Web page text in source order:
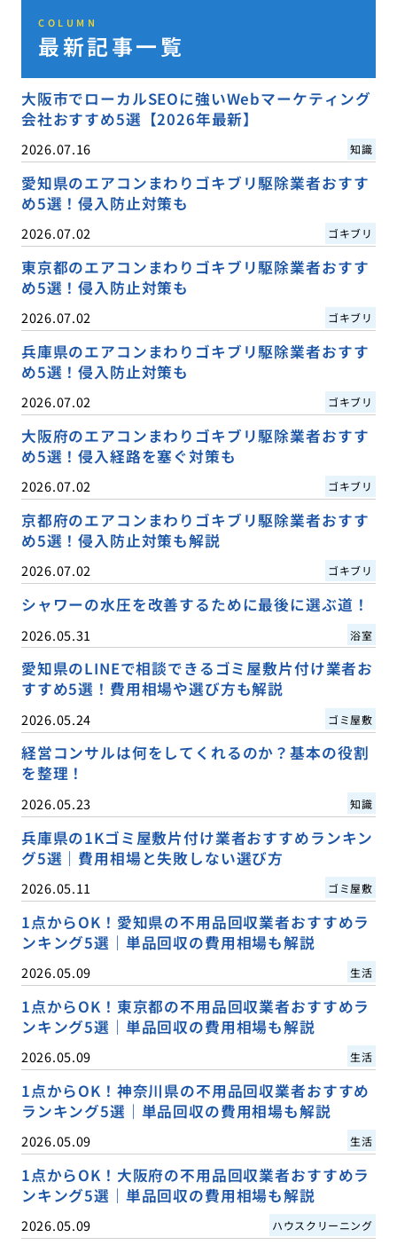
COLUMN
最新記事一覧
大阪市でローカルSEOに強いWebマーケティング
会社おすすめ5選【2026年最新】
2026.07.16 知識
愛知県のエアコンまわりゴキブリ駆除業者おすす
め5選！侵入防止対策も
2026.07.02 ゴキブリ
東京都のエアコンまわりゴキブリ駆除業者おすす
め5選！侵入防止対策も
2026.07.02 ゴキブリ
兵庫県のエアコンまわりゴキブリ駆除業者おすす
め5選！侵入防止対策も
2026.07.02 ゴキブリ
大阪府のエアコンまわりゴキブリ駆除業者おすす
め5選！侵入経路を塞ぐ対策も
2026.07.02 ゴキブリ
京都府のエアコンまわりゴキブリ駆除業者おすす
め5選！侵入防止対策も解説
2026.07.02 ゴキブリ
シャワーの水圧を改善するために最後に選ぶ道！
2026.05.31 浴室
愛知県のLINEで相談できるゴミ屋敷片付け業者お
すすめ5選！費用相場や選び方も解説
2026.05.24 ゴミ屋敷
経営コンサルは何をしてくれるのか？基本の役割
を整理！
2026.05.23 知識
兵庫県の1Kゴミ屋敷片付け業者おすすめランキン
グ5選｜費用相場と失敗しない選び方
2026.05.11 ゴミ屋敷
1点からOK！愛知県の不用品回収業者おすすめラ
ンキング5選｜単品回収の費用相場も解説
2026.05.09 生活
1点からOK！東京都の不用品回収業者おすすめラ
ンキング5選｜単品回収の費用相場も解説
2026.05.09 生活
1点からOK！神奈川県の不用品回収業者おすすめ
ランキング5選｜単品回収の費用相場も解説
2026.05.09 生活
1点からOK！大阪府の不用品回収業者おすすめラ
ンキング5選｜単品回収の費用相場も解説
2026.05.09 ハウスクリーニング